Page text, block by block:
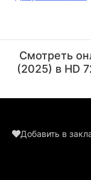
(играет самого
Смотреть
(2025) в HD
Добавить в